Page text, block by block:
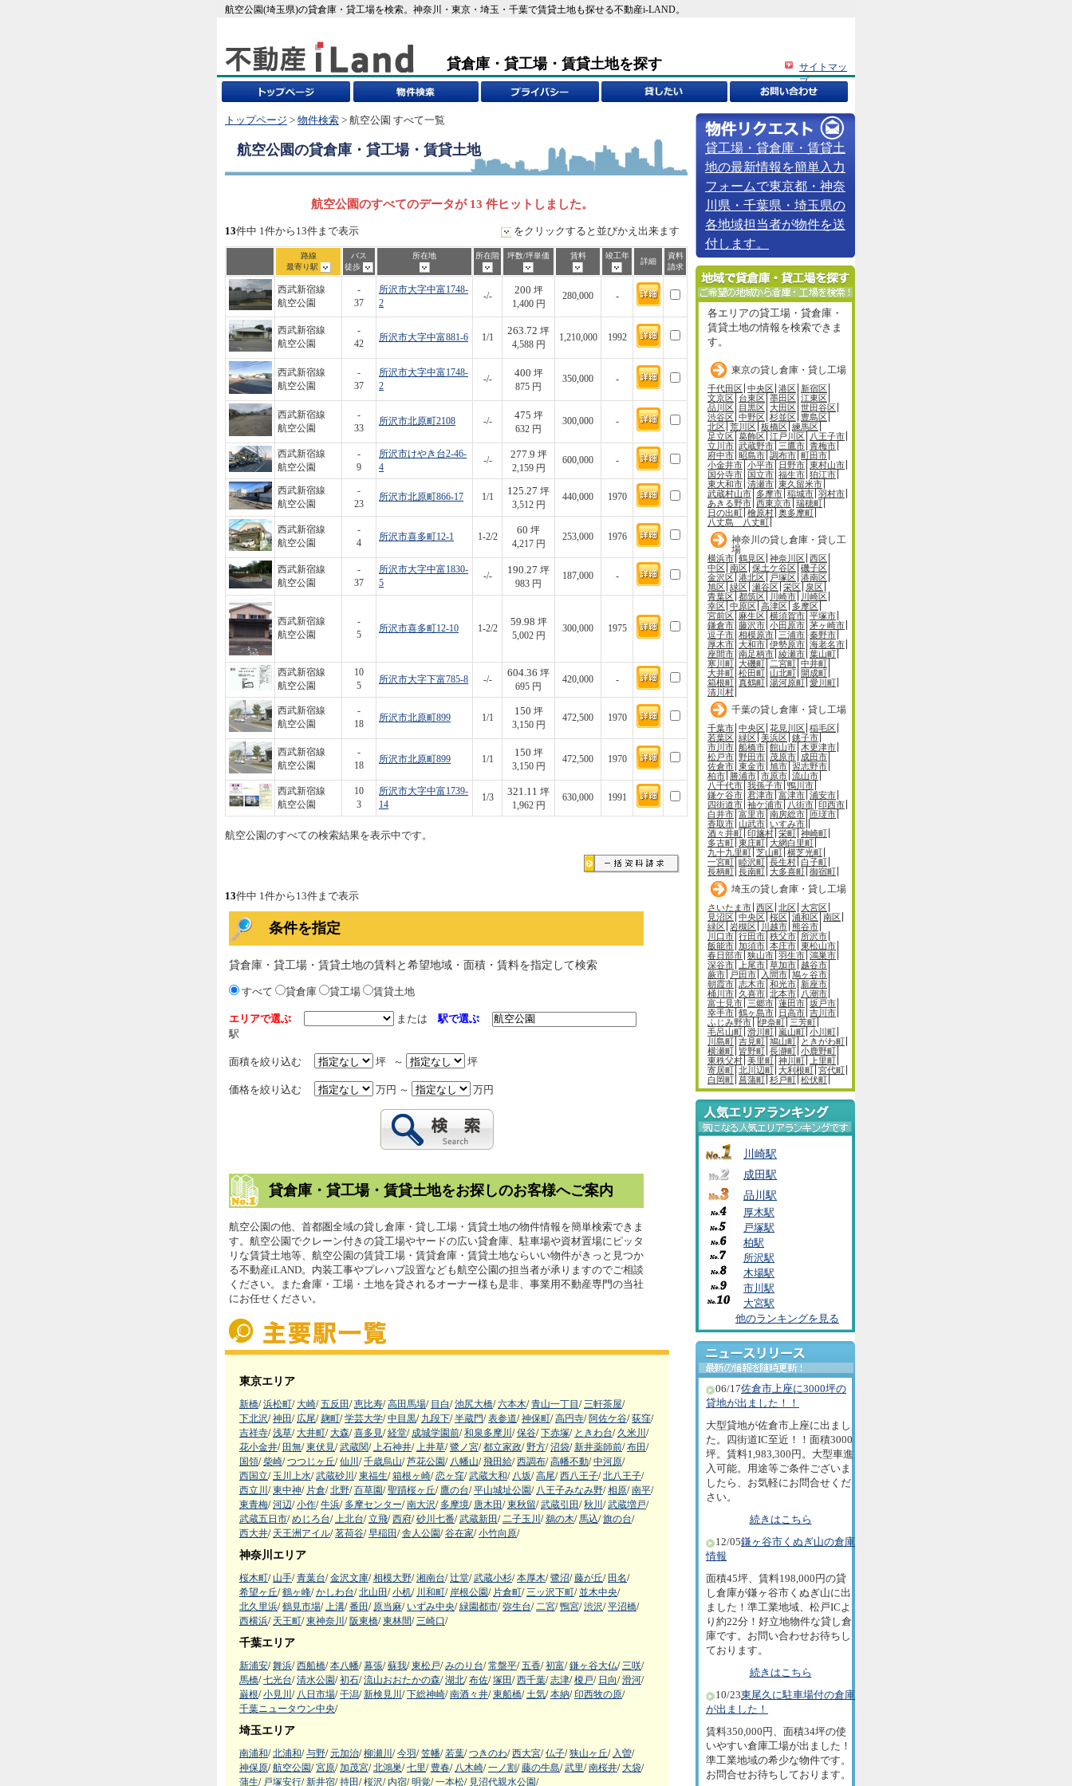
航空公園(埼玉県)の貸倉庫・貸工場を検索。神奈川・東京・埼玉・千葉で賃貸土地も探せる不動産i-LAND。
貸倉庫・貸工場・賃貸土地を探す
サイトマッ
プ
貸工場・貸倉庫・賃貸土
地の最新情報を簡単入力
フォームで東京都・神奈
川県・千葉県・埼玉県の
各地域担当者が物件を送
付します。
各エリアの貸工場・貸倉庫・
賃貸土地の情報を検索できま
す。
東京の貸し倉庫・貸し工場
千代田区 中央区 港区 新宿区
文京区 台東区 墨田区 江東区
品川区 目黒区 大田区 世田谷区
渋谷区 中野区 杉並区 豊島区
北区 荒川区 板橋区 練馬区
足立区 葛飾区 江戸川区
八王子市
立川市 武蔵野市 三鷹市 青梅市
府中市 昭島市 調布市 町田市
小金井市 小平市 日野市 東村山市
国分寺市
国立市 福生市 狛江市
東大和市 清瀬市 東久留米市
武蔵村山市 多摩市 稲城市 羽村市
あきる野市 西東京市 瑞穂町
日の出町 檜原村 奥多摩町
八丈島 八丈町
神奈川の貸し倉庫・貸し工
場
横浜市 鶴見区 神奈川区 西区
中区 南区 保土ケ谷区 磯子区
金沢区 港北区 戸塚区 港南区
旭区 緑区 瀬谷区 栄区 泉区
青葉区 都筑区 川崎市
川崎区
幸区 中原区 高津区 多摩区
宮前区 麻生区 横須賀市 平塚市
鎌倉市 藤沢市 小田原市 茅ヶ崎市
逗子市 相模原市 三浦市 秦野市
厚木市 大和市 伊勢原市 海老名市
座間市 南足柄市 綾瀬市 葉山町
寒川町 大磯町 二宮町 中井町
大井町 松田町 山北町 開成町
箱根町 真鶴町 湯河原町 愛川町
清川村
千葉の貸し倉庫・貸し工場
千葉市 中央区 花見川区 稲毛区
若葉区 緑区 美浜区 銚子市
市川市 船橋市 館山市 木更津市
松戸市 野田市 茂原市 成田市
佐倉市 東金市 旭市 習志野市
柏市 勝浦市 市原市 流山市
八千代市 我孫子市 鴨川市
鎌ケ谷市 君津市 富津市 浦安市
四街道市 袖ケ浦市 八街市 印西市
白井市 富里市 南房総市 匝瑳市
香取市 山武市 いすみ市
酒々井町 印旛村 栄町 神崎町
多古町 東庄町 大網白里町
九十九里町 芝山町 横芝光町
一宮町 睦沢町 長生村 白子町
長柄町 長南町 大多喜町 御宿町
埼玉の貸し倉庫・貸し工場
さいたま市 西区 北区 大宮区
見沼区 中央区 桜区 浦和区 南区
緑区 岩槻区 川越市 熊谷市
川口市 行田市 秩父市 所沢市
飯能市 加須市 本庄市 東松山市
春日部市 狭山市 羽生市 鴻巣市
深谷市
上尾市 草加市 越谷市
蕨市
戸田市 入間市 鳩ヶ谷市
朝霞市 志木市 和光市 新座市
桶川市 久喜市 北本市
八潮市
富士見市 三郷市 蓮田市 坂戸市
幸手市 鶴ヶ島市 日高市 吉川市
ふじみ野市
伊奈町 三芳町
毛呂山町 滑川町 嵐山町 小川町
川島町 吉見町 鳩山町
ときがわ町
横瀬町 皆野町 長瀞町 小鹿野町
東秩父村 美里町 神川町
上里町
寄居町 北川辺町 大利根町 宮代町
白岡町 菖蒲町 杉戸町 松伏町
川崎駅
成田駅
品川駅
厚木駅
戸塚駅
柏駅
所沢駅
木場駅
市川駅
大宮駅
他のランキングを見る
06/17佐倉市上座に3000坪の
貸地が出ました！！
大型貸地が佐倉市上座に出まし
た。四街道IC至近！！面積3000
坪。賃料1,983,300円。大型車進
入可能。用途等ご条件ございま
したら、お気軽にお問合せくだ
さい。
続きはこちら
12/05鎌ヶ谷市くぬぎ山の倉庫
情報
面積45坪、賃料198,000円の貸
し倉庫が鎌ヶ谷市くぬぎ山に出
ました！準工業地域、松戸ICよ
り約22分！好立地物件な貸し倉
庫です。お問い合わせお待ちし
ております。
続きはこちら
10/23東尾久に駐車場付の倉庫
が出ました！
賃料350,000円、面積34坪の使
いやすい倉庫工場が出ました！
準工業地域の希少な物件です。
お問合せお待ちしております。
トップページ > 物件検索 > 航空公園 すべて一覧
航空公園の貸倉庫・貸工場・賃貸土地
航空公園のすべてのデータが 13 件ヒットしました。
13件中 1件から13件まで表示 をクリックすると並びかえ出来ます
路線
最寄り駅
バス
徒歩
所在地 所在階 坪数/坪単価 賃料 竣工年
詳細
資料
請求
西武新宿線
航空公園
-
37
所沢市大字中富1748-
2
-/-
200 坪
1,400 円
280,000 -
西武新宿線
航空公園
-
42
所沢市大字中富881-6 1/1
263.72 坪
4,588 円
1,210,000 1992
西武新宿線
航空公園
-
37
所沢市大字中富1748-
2
-/-
400 坪
875 円
350,000 -
西武新宿線
航空公園
-
33
所沢市北原町2108 -/-
475 坪
632 円
300,000 -
西武新宿線
航空公園
-
9
所沢市けやき台2-46-
4
-/-
277.9 坪
2,159 円
600,000 -
西武新宿線
航空公園
-
23
所沢市北原町866-17 1/1
125.27 坪
3,512 円
440,000 1970
西武新宿線
航空公園
-
4
所沢市喜多町12-1 1-2/2
60 坪
4,217 円
253,000 1976
西武新宿線
航空公園
-
37
所沢市大字中富1830-
5
-/-
190.27 坪
983 円
187,000 -
西武新宿線
航空公園
-
5
所沢市喜多町12-10 1-2/2
59.98 坪
5,002 円
300,000 1975
西武新宿線
航空公園
10
5
所沢市大字下富785-8 -/-
604.36 坪
695 円
420,000 -
西武新宿線
航空公園
-
18
所沢市北原町899 1/1
150 坪
3,150 円
472,500 1970
西武新宿線
航空公園
-
18
所沢市北原町899 1/1
150 坪
3,150 円
472,500 1970
西武新宿線
航空公園
10
3
所沢市大字中富1739-
14
1/3
321.11 坪
1,962 円
630,000 1991
航空公園のすべての検索結果を表示中です。
13件中 1件から13件まで表示
条件を指定
貸倉庫・貸工場・賃貸土地の賃料と希望地域・面積・賃料を指定して検索
すべて 貸倉庫 貸工場 賃貸土地
エリアで選ぶ または駅で選ぶ
駅
面積を絞り込む 坪 ～ 坪
価格を絞り込む 万円 ～ 万円
貸倉庫・貸工場・賃貸土地をお探しのお客様へご案内
航空公園の他、首都圏全域の貸し倉庫・貸し工場・賃貸土地の物件情報を簡単検索できま
す。航空公園でクレーン付きの貸工場やヤードの広い貸倉庫、駐車場や資材置場にピッタ
リな賃貸土地等、航空公園の賃貸工場・賃貸倉庫・賃貸土地ならいい物件がきっと見つか
る不動産iLAND。内装工事やプレハブ設置なども航空公園の担当者が承りますのでご相談
ください。また倉庫・工場・土地を貸されるオーナー様も是非、事業用不動産専門の当社
にお任せください。
東京エリア
新橋/ 浜松町/ 大崎/ 五反田/ 恵比寿/ 高田馬場/ 目白/ 池尻大橋/ 六本木/ 青山一丁目/ 三軒茶屋/
下北沢/ 神田/ 広尾/ 麹町/ 学芸大学/ 中目黒/ 九段下/ 半蔵門/ 表参道/ 神保町/ 高円寺/ 阿佐ケ谷/ 荻窪/
吉祥寺/ 浅草/ 大井町/ 大森/ 喜多見/ 経堂/ 成城学園前/ 和泉多摩川 / 保谷/ 下赤塚/ ときわ台/ 久米川 /
花小金井/ 田無/ 東伏見/ 武蔵関/ 上石神井/ 上井草/ 鷺ノ宮/ 都立家政/ 野方/ 沼袋/ 新井薬師前/ 布田/
国領/ 柴崎/ つつじヶ丘/ 仙川 / 千歳烏山/ 芦花公園/ 八幡山/ 飛田給/ 西調布/ 高幡不動/ 中河原/
西国立/ 玉川上水/ 武蔵砂川 / 東福生/ 箱根ヶ崎/ 恋ヶ窪/ 武蔵大和/ 八坂/ 高尾/ 西八王子/ 北八王子/
西立川 / 東中神/ 片倉/ 北野/ 百草園/ 聖蹟桜ヶ丘/ 鷹の台/ 平山城址公園/ 八王子みなみ野/ 相原/ 南平/
東青梅/ 河辺/ 小作/ 牛浜/ 多摩センター/ 南大沢/ 多摩境/ 唐木田/ 東秋留/ 武蔵引田/ 秋川 / 武蔵増戸/
武蔵五日市/ めじろ台/ 上北台/ 立飛/ 西府/ 砂川七番/ 武蔵新田/ 二子玉川 / 鵜の木/ 馬込/ 旗の台/
西大井/ 天王洲アイル/ 茗荷谷/ 早稲田/ 舎人公園/ 谷在家/ 小竹向原/
神奈川エリア
桜木町/ 山手/ 青葉台/ 金沢文庫/ 相模大野/ 湘南台/ 辻堂/ 武蔵小杉/ 本厚木/ 鷺沼/ 藤が丘/ 田名/
希望ヶ丘/ 鶴ヶ峰/ かしわ台/ 北山田/ 小机/ 川和町/ 岸根公園/ 片倉町/ 三ッ沢下町/ 並木中央/
北久里浜/ 鶴見市場/ 上溝/ 番田/ 原当麻/ いずみ中央/ 緑園都市/ 弥生台/ 二宮/ 鴨宮/ 渋沢/ 平沼橋/
西横浜/ 天王町/ 東神奈川 / 阪東橋/ 東林間/ 三崎口/
千葉エリア
新浦安/ 舞浜/ 西船橋/ 本八幡/ 幕張/ 蘇我/ 東松戸/ みのり台/ 常盤平/ 五香/ 初富/ 鎌ヶ谷大仏/ 三咲/
馬橋/ 七光台/ 清水公園/ 初石/ 流山おおたかの森/ 湖北/ 布佐/ 塚田/ 西千葉/ 志津/ 榎戸/ 日向/ 滑河/
巌根/ 小見川 / 八日市場/ 干潟/ 新検見川 / 下総神崎/ 南酒々井/ 東船橋/ 土気/ 本納/ 印西牧の原/
千葉ニュータウン中央/
埼玉エリア
南浦和/ 北浦和/ 与野/ 元加治/ 柳瀬川 / 今羽/ 笠幡/ 若葉/ つきのわ/ 西大宮/ 仏子/ 狭山ヶ丘/ 入曽/
神保原/ 航空公園/ 宮原/ 加茂宮/ 北鴻巣/ 七里/ 豊春/ 八木崎/ 一ノ割/ 藤の牛島/ 武里/ 南桜井/ 大袋/
蒲生/ 戸塚安行/ 新井宿/ 持田/ 桜沢/ 内宿/ 明覚/ 一本松/ 見沼代親水公園/